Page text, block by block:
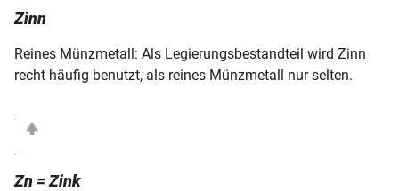
Zinn
Reines Münzmetall: Als Legierungsbestandteil wird Zinn
recht häufig benutzt, als reines Münzmetall nur selten.
Zn = Zink